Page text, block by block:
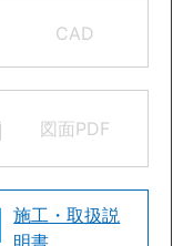
CAD
図面PDF
施工・取扱説